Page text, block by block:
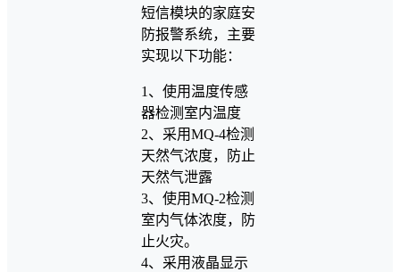
短信模块的家庭安
防报警系统，主要
实现以下功能：
1、使用温度传感
器检测室内温度
2、采用MQ-4检测
天然气浓度，防止
天然气泄露
3、使用MQ-2检测
室内气体浓度，防
止火灾。
4、采用液晶显示